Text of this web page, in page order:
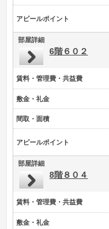
アピールポイント
部屋詳細
6階６０２
賃料・管理費・共益費
敷金・礼金
間取・面積
アピールポイント
部屋詳細
8階８０４
賃料・管理費・共益費
敷金・礼金